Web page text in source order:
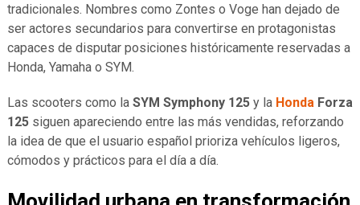
tradicionales. Nombres como Zontes o Voge han dejado de
ser actores secundarios para convertirse en protagonistas
capaces de disputar posiciones históricamente reservadas a
Honda, Yamaha o SYM.
Las scooters como la SYM Symphony 125y la Honda Forza
125siguen apareciendo entre las más vendidas, reforzando
la idea de que el usuario español prioriza vehículos ligeros,
cómodos y prácticos para el día a día.